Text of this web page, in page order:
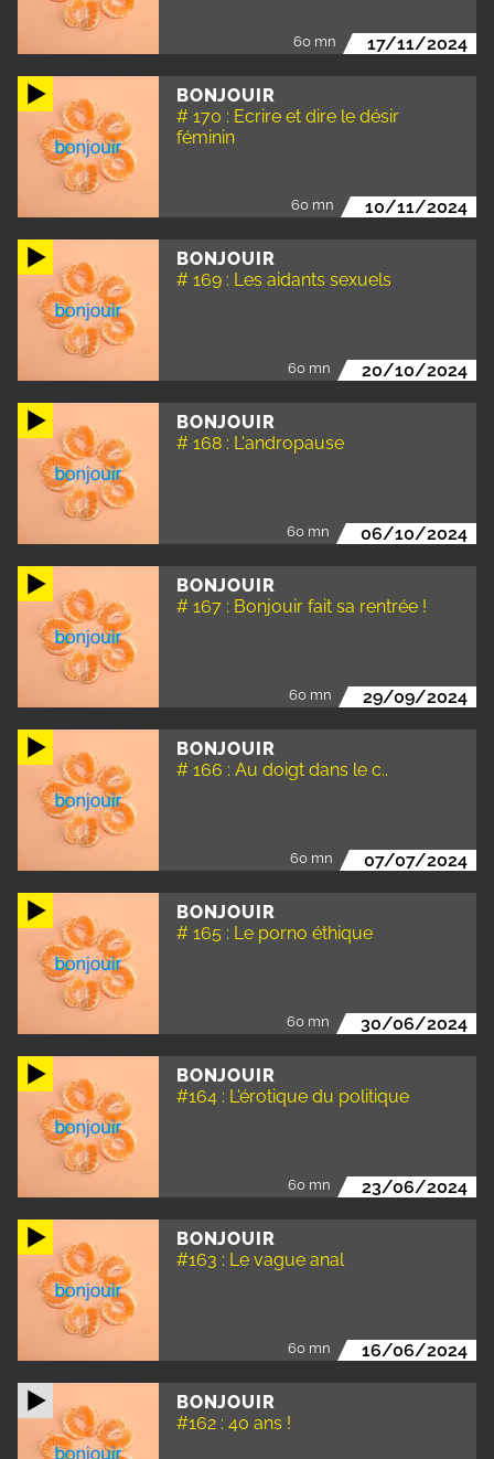
60 mn 17/11/2024
BONJOUIR
# 170 : Ecrire et dire le désir
féminin
60 mn 10/11/2024
BONJOUIR
# 169 : Les aidants sexuels
60 mn 20/10/2024
BONJOUIR
# 168 : L'andropause
60 mn 06/10/2024
BONJOUIR
# 167 : Bonjouir fait sa rentrée !
60 mn 29/09/2024
BONJOUIR
# 166 : Au doigt dans le c..
60 mn 07/07/2024
BONJOUIR
# 165 : Le porno éthique
60 mn 30/06/2024
BONJOUIR
#164 : L'érotique du politique
60 mn 23/06/2024
BONJOUIR
#163 : Le vague anal
60 mn 16/06/2024
BONJOUIR
#162 : 40 ans !